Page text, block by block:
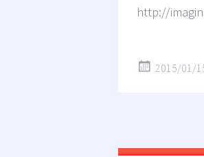
http://
2015/01/